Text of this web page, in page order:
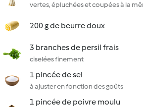
vertes, épluchées et coupées à la
200 g de beurre doux
3 branches de persil frais
ciselées finement
1 pincée de sel
à ajuster en fonction des goûts
1 pincée de poivre moulu